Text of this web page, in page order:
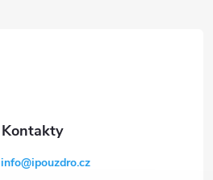
info@ipouzdro.cz